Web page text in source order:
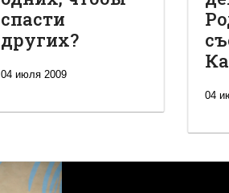
спасти
других?
04 июля 2009
04